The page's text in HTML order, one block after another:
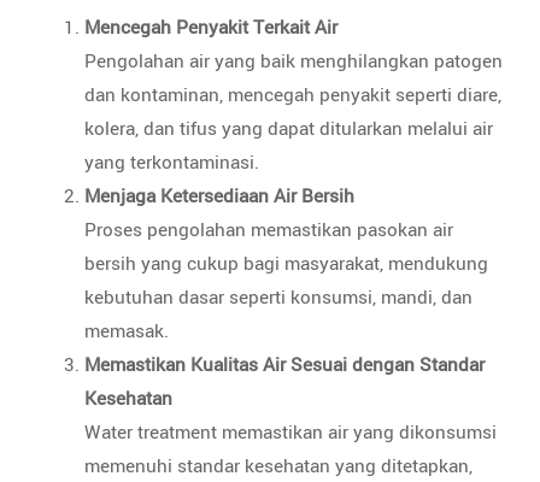
Mencegah Penyakit Terkait Air
Pengolahan air yang baik menghilangkan patogen
dan kontaminan, mencegah penyakit seperti diare,
kolera, dan tifus yang dapat ditularkan melalui air
yang terkontaminasi.
Menjaga Ketersediaan Air Bersih
Proses pengolahan memastikan pasokan air
bersih yang cukup bagi masyarakat, mendukung
kebutuhan dasar seperti konsumsi, mandi, dan
memasak.
Memastikan Kualitas Air Sesuai dengan Standar
Kesehatan
Water treatment memastikan air yang dikonsumsi
memenuhi standar kesehatan yang ditetapkan,